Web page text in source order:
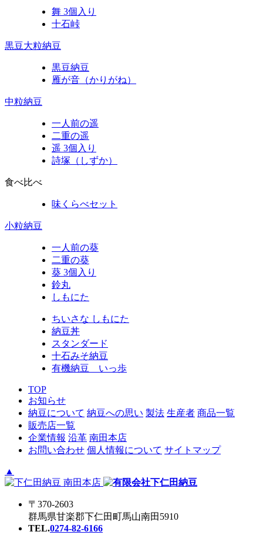
舞 3個入り
十石峠
黒豆大粒納豆
黒豆納豆
雁が音（かりがね）
中粒納豆
一人前の遥
二重の遥
遥 3個入り
詩塚（しずか）
食べ比べ
味くらべセット
小粒納豆
一人前の葵
二重の葵
葵 3個入り
鈴丸
しもにた
ちいさな しもにた
納豆丼
スタンダード
十石みそ納豆
有機納豆 いっ歩
TOP
お知らせ
納豆について 納豆への思い 製法 生産者 商品一覧
販売店一覧
企業情報 沿革 南田本店
お問い合わせ 個人情報について サイトマップ
▲
〒370-2603
群馬県甘楽郡下仁田町馬山南田5910
TEL.0274-82-6166